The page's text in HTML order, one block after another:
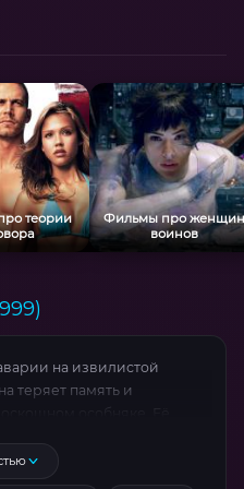
теории
Фильмы про женщин
воинов
на извилистой
теряет память и
покорить
они начинают